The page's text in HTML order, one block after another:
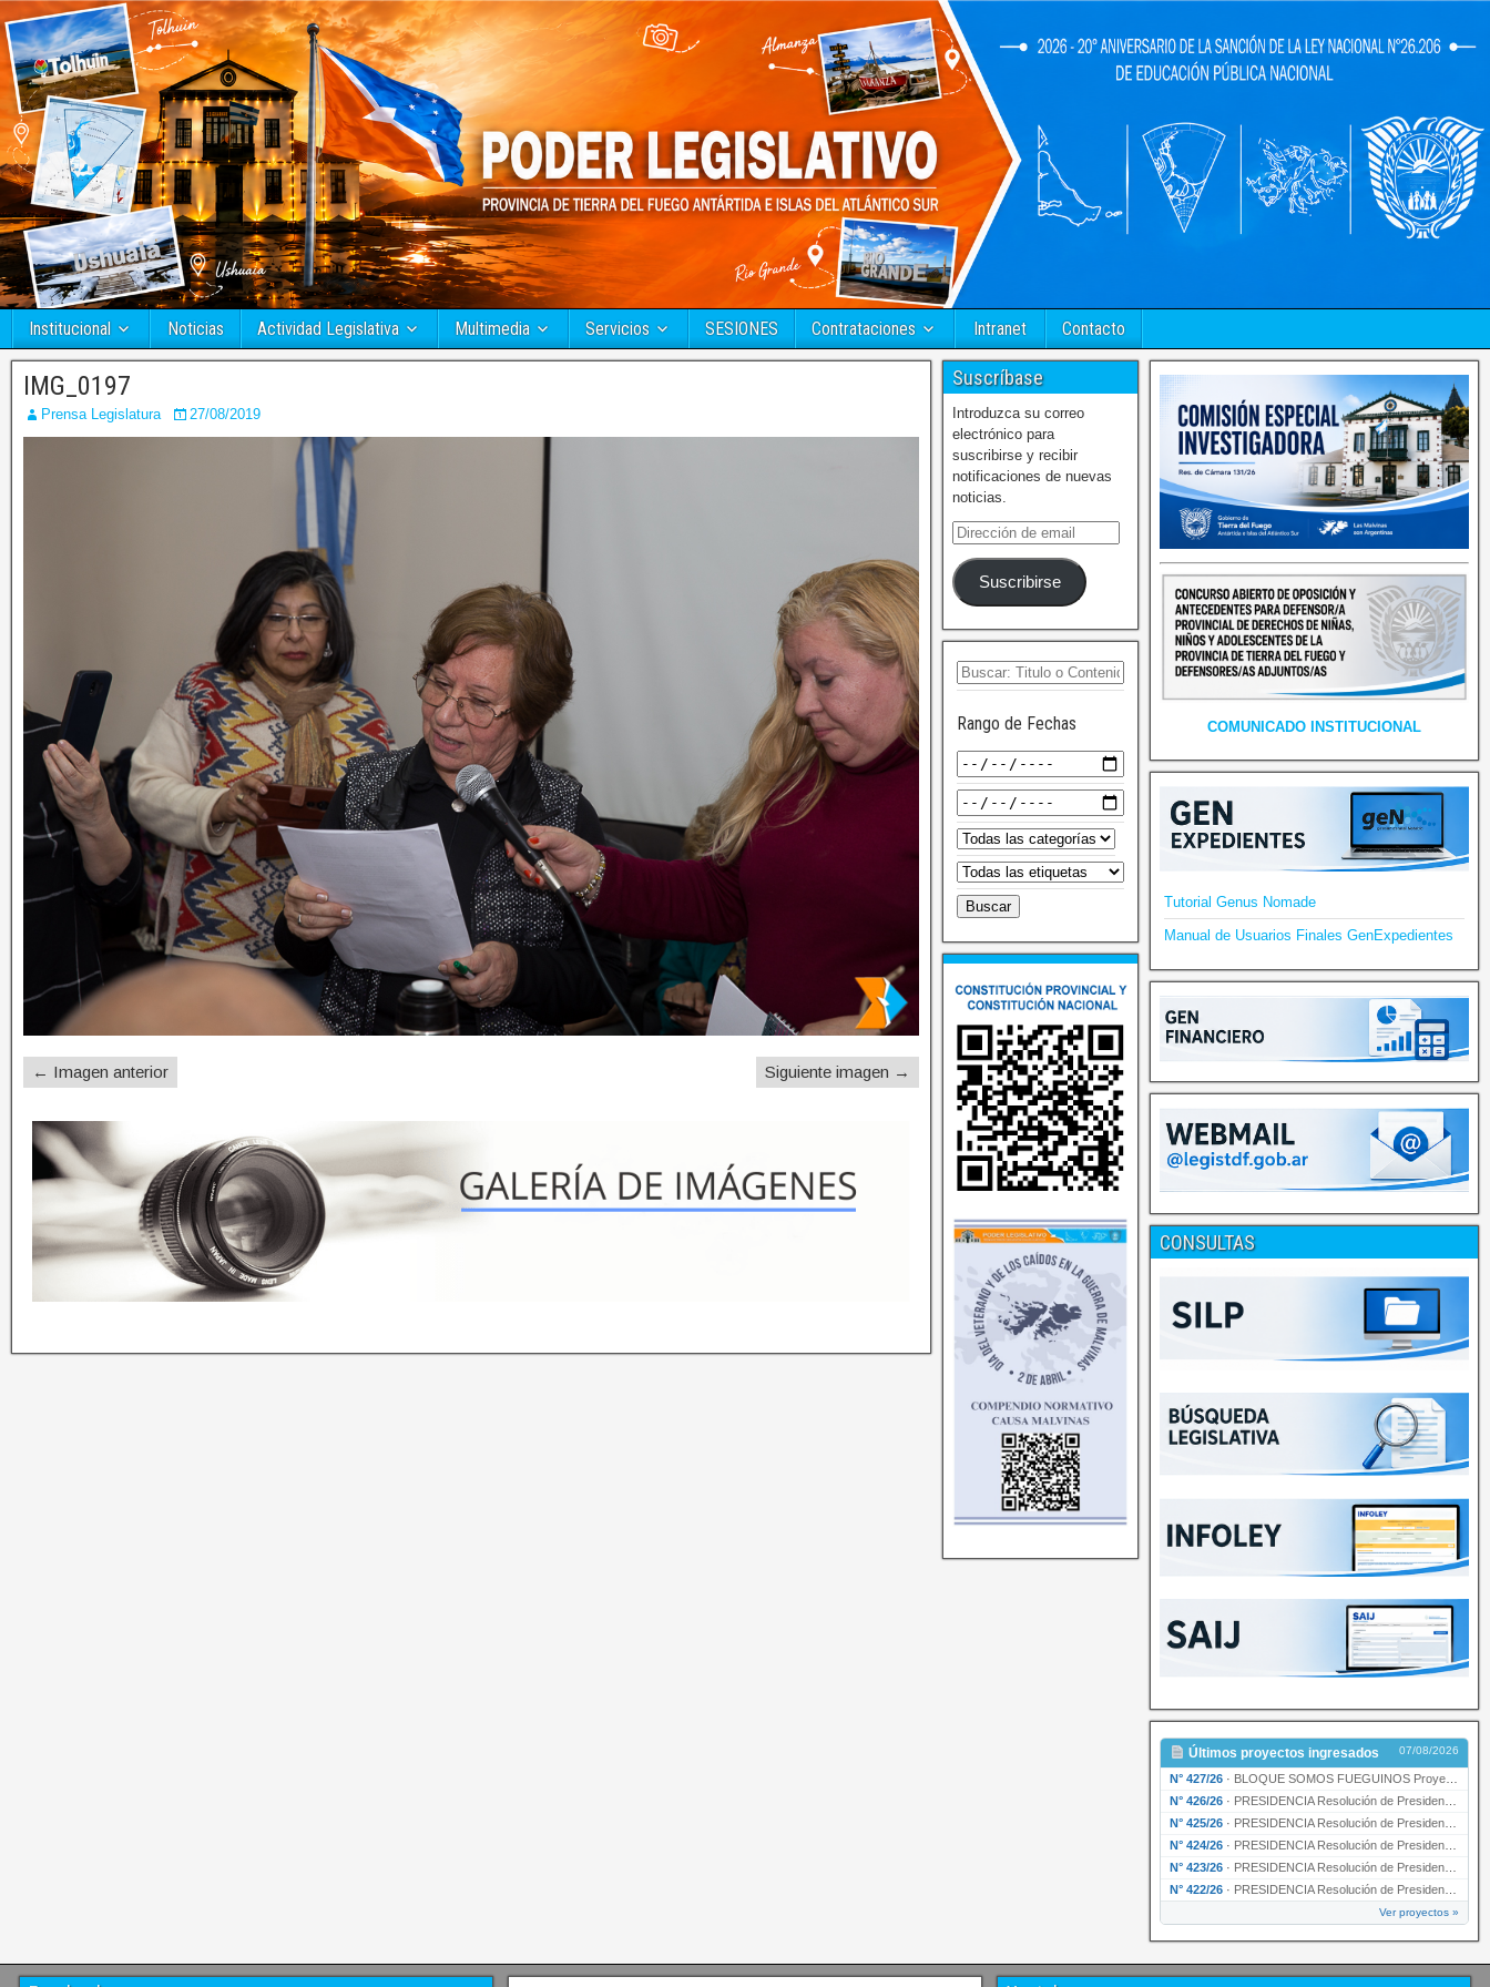
Institucional Noticias Actividad Legislativa Multimedia Servicios SESIONES Contrataciones Intranet Contacto
IMG_0197
Prensa Legislatura 27/08/2019
← Imagen anterior Siguiente imagen →
Suscríbase
Introduzca su correo
electrónico para
suscribirse y recibir
notificaciones de nuevas
noticias.
Suscribirse
Rango de Fechas COMUNICADO INSTITUCIONAL
Tutorial Genus Nomade
Manual de Usuarios Finales GenExpedientes
CONSULTAS
Últimos proyectos ingresados 07/08/2026
N° 427/26 · BLOQUE SOMOS FUEGUINOS Proyecto de Declaración declarando de interés provincial PRESIDENCI…
N° 426/26 · PRESIDENCIA Resolución de Presidencia N° 216/26 declarando de interés provincial la labor …
N° 425/26 · PRESIDENCIA Resolución de Presidencia N° 212/26 declarando de interés provincial el “50° A…
N° 424/26 · PRESIDENCIA Resolución de Presidencia Nº 210/26 declarando de interés provincial el proyec…
N° 423/26 · PRESIDENCIA Resolución de Presidencia Nº 209/26 declarando de interés provincial la presen…
N° 422/26 · PRESIDENCIA Resolución de Presidencia N° 200/26 para su ratificación.
Ver proyectos »